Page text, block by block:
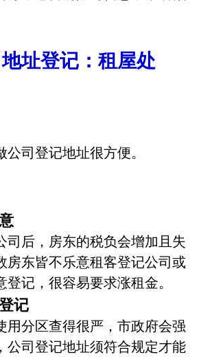
址登记：租屋处
司登记地址很方便。
司后，房东的税负会增加且失
房东皆不乐意租客登记公司或
记，很容易要求涨租金。
记
用分区查得很严，市政府会强
公司登记地址须符合规定才能